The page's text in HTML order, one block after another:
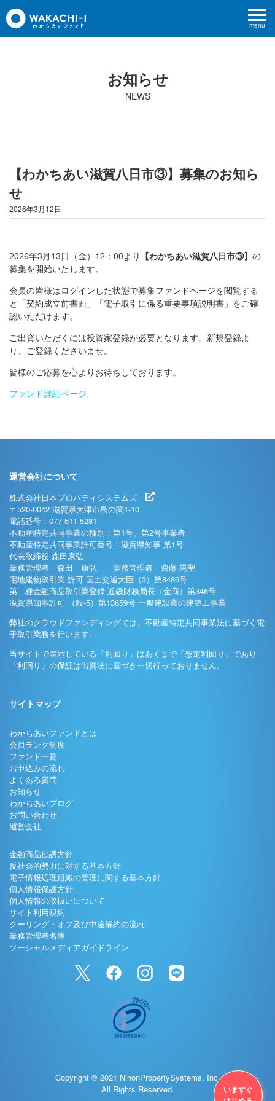
menu
お知らせ
NEWS
【わかちあい滋賀八日市③】募集のお知ら
せ
2026年3月12日
2026年3月13日（金）12：00より 【わかちあい滋賀八日市③】 の
募集を開始いたします。
会員の皆様はログインした状態で募集ファンドページを閲覧する
と「契約成立前書面」「電子取引に係る重要事項説明書」をご確
認いただけます。
ご出資いただくには投資家登録が必要となります。新規登録よ
り、ご登録くださいませ。
皆様のご応募を心よりお待ちしております。
ファンド詳細ページ
いますぐ
運営会社について
株式会社日本プロパティシステムズ
〒520-0042 滋賀県大津市島の関1-10
電話番号：077-511-5281
不動産特定共同事業の種別：第1号、第2号事業者
不動産特定共同事業許可番号：滋賀県知事 第1号
代表取締役 森田康弘
業務管理者 森田 康弘 実務管理者 齋藤 晃聖
宅地建物取引業 許可 国土交通大臣（3）第8486号
第二種金融商品取引業登録 近畿財務局長（金商）第346号
滋賀県知事許可 （般-5）第13659号 一般建設業の建築工事業
弊社のクラウドファンディングでは、不動産特定共同事業法に基づく電
子取引業務を行います。
当サイトで表示している「利回り」はあくまで「想定利回り」であり
「利回り」の保証は出資法に基づき一切行っておりません。
サイトマップ
わかちあいファンドとは
会員ランク制度
ファンド一覧
お申込みの流れ
よくある質問
お知らせ
わかちあいブログ
お問い合わせ
運営会社
金融商品勧誘方針
反社会的勢力に対する基本方針
電子情報処理組織の管理に関する基本方針
個人情報保護方針
個人情報の取扱いについて
サイト利用規約
クーリング・オフ及び中途解約の流れ
業務管理者名簿
ソーシャルメディアガイドライン
Copyright © 2021 NihonPropertySystems, Inc.
All Rights Reserved.